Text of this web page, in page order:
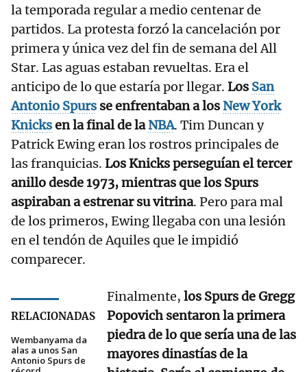
la temporada regular a medio centenar de
partidos. La protesta forzó la cancelación por
primera y única vez del fin de semana del All
Star. Las aguas estaban revueltas. Era el
anticipo de lo que estaría por llegar. Los San
Antonio Spurs se enfrentaban a los New York
Knicksen la final de laNBA. Tim Duncan y
Patrick Ewing eran los rostros principales de
las franquicias. Los Knicks perseguían el tercer
anillo desde 1973, mientras que los Spurs
aspiraban a estrenar su vitrina. Pero para mal
de los primeros, Ewing llegaba con una lesión
en el tendón de Aquiles que le impidió
comparecer.
RELACIONADAS
Wembanyama da
alas a unos San
Antonio Spurs de
Finalmente, los Spurs de Gregg
Popovich sentaron la primera
piedra de lo que sería una de las
mayores dinastías de la